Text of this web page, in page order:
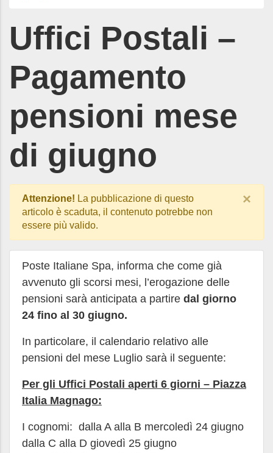
Uffici Postali –
Pagamento
pensioni mese
di giugno
Attenzione! La pubblicazione di questo
articolo è scaduta, il contenuto potrebbe non
essere più valido.
×
Poste Italiane Spa, informa che come già
avvenuto gli scorsi mesi, l’erogazione delle
pensioni sarà anticipata a partire dal giorno
24 fino al 30 giugno.
In particolare, il calendario relativo alle
pensioni del mese Luglio sarà il seguente:
Per gli Uffici Postali aperti 6 giorni – Piazza
Italia Magnago:
I cognomi: dalla A alla B mercoledì 24 giugno
dalla C alla D giovedì 25 giugno